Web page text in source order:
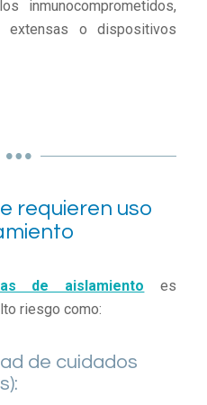
inmunocomprometidos,
extensas o dispositivos
requieren uso
de aislamiento es
riesgo como:
de cuidados